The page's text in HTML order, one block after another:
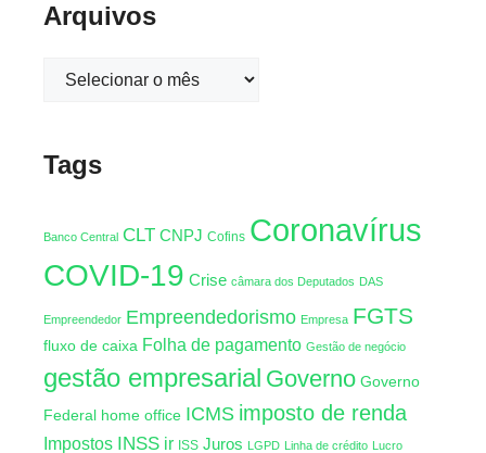
Arquivos
Tags
Banco Central CLT CNPJ Cofins Coronavírus
COVID-19 Crise câmara dos Deputados DAS
Empreendedor Empreendedorismo Empresa FGTS
fluxo de caixa Folha de pagamento Gestão de negócio
gestão empresarial Governo Governo
Federal home office ICMS imposto de renda
Impostos INSS ir ISS Juros LGPD Linha de crédito Lucro